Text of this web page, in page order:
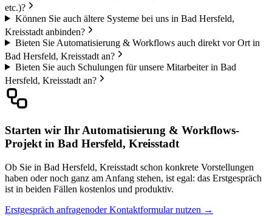
etc.)?
Können Sie auch ältere Systeme bei uns in Bad Hersfeld,
Kreisstadt anbinden?
Bieten Sie Automatisierung & Workflows auch direkt vor Ort in
Bad Hersfeld, Kreisstadt an?
Bieten Sie auch Schulungen für unsere Mitarbeiter in Bad
Hersfeld, Kreisstadt an?
Starten wir Ihr Automatisierung & Workflows-
Projekt in Bad Hersfeld, Kreisstadt
Ob Sie in Bad Hersfeld, Kreisstadt schon konkrete Vorstellungen
haben oder noch ganz am Anfang stehen, ist egal: das Erstgespräch
ist in beiden Fällen kostenlos und produktiv.
Erstgespräch anfragenoder Kontaktformular nutzen →